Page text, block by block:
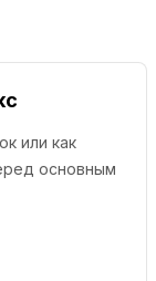
или как
основным